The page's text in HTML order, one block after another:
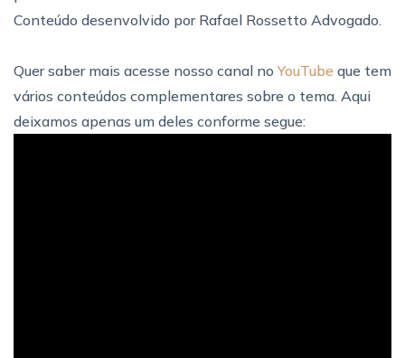
Conteúdo desenvolvido por Rafael Rossetto Advogado.
Quer saber mais acesse nosso canal no YouTube que tem
vários conteúdos complementares sobre o tema. Aqui
deixamos apenas um deles conforme segue: